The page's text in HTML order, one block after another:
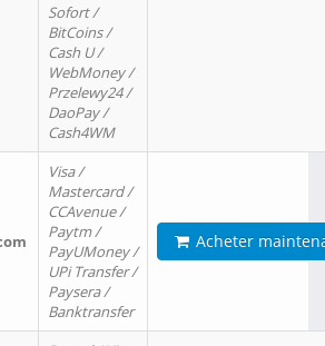
Sofort /
BitCoins /
Cash U /
WebMoney /
Przelewy24 /
DaoPay /
Cash4WM
Visa /
Mastercard /
CCAvenue /
Paytm /
PayUMoney /
UPi Transfer /
Paysera /
Banktransfer
Acheter